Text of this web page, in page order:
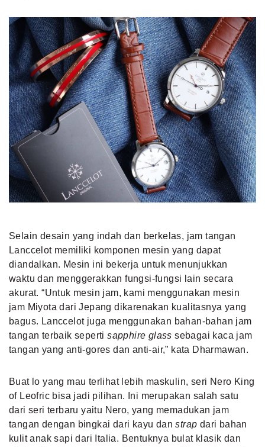
Selain desain yang indah dan berkelas, jam tangan
Lanccelot memiliki komponen mesin yang dapat
diandalkan. Mesin ini bekerja untuk menunjukkan
waktu dan menggerakkan fungsi-fungsi lain secara
akurat. “Untuk mesin jam, kami menggunakan mesin
jam Miyota dari Jepang dikarenakan kualitasnya yang
bagus. Lanccelot juga menggunakan bahan-bahan jam
tangan terbaik sepertisapphire glass sebagai kaca jam
tangan yang anti-gores dan anti-air,” kata Dharmawan.
Buat lo yang mau terlihat lebih maskulin, seri Nero King
of Leofric bisa jadi pilihan. Ini merupakan salah satu
dari seri terbaru yaitu Nero, yang memadukan jam
tangan dengan bingkai dari kayu danstrap dari bahan
kulit anak sapi dari Italia. Bentuknya bulat klasik dan